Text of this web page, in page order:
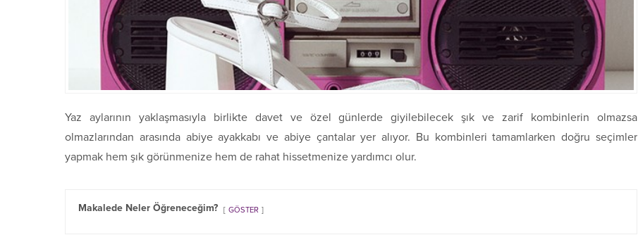
Yaz aylarının yaklaşmasıyla birlikte davet ve özel günlerde giyilebilecek şık ve zarif kombinlerin olmazsa
olmazlarından arasında abiye ayakkabı ve abiye çantalar yer alıyor. Bu kombinleri tamamlarken doğru seçimler
yapmak hem şık görünmenize hem de rahat hissetmenize yardımcı olur.
Makalede Neler Öğreneceğim? GÖSTER